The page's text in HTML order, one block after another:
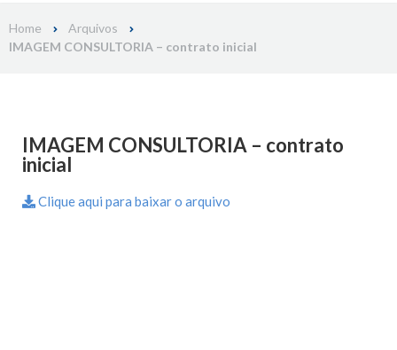
Home
Arquivos
IMAGEM CONSULTORIA – contrato inicial
IMAGEM CONSULTORIA – contrato
inicial
Clique aqui para baixar o arquivo